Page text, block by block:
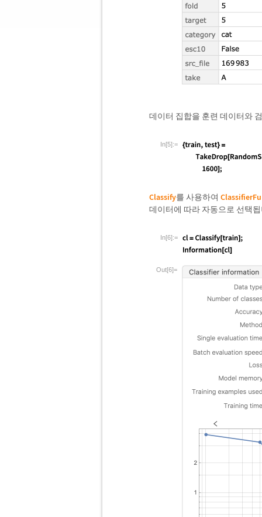
데이터 집합을 훈련 데이터와
In[5]:=
Classify를 사용하여
데이터에 따라 자동으로 선택
In[6]:=
Out[6]=